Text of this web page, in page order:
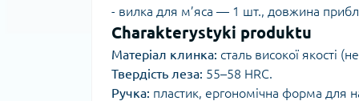
- вилка для м’яса — 1 шт., довжина
Charakterystyki produktu
Матеріал клинка: сталь високої якості
Твердість леза: 55–58 HRC.
Ручка: пластик, ергономічна форма для